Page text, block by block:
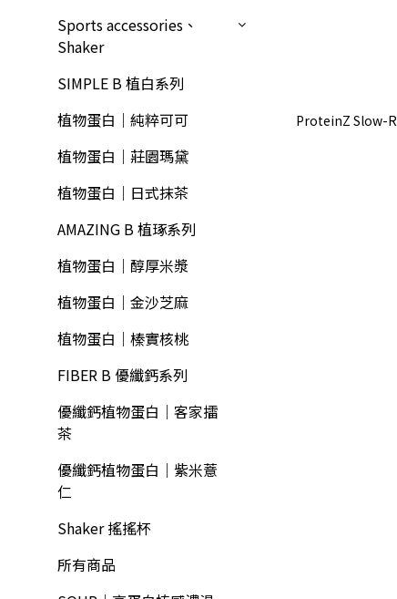
Sports accessories、
Shaker
SIMPLE B 植白系列
植物蛋白｜純粹可可
植物蛋白｜莊園瑪黛
植物蛋白｜日式抹茶
AMAZING B 植琢系列
植物蛋白｜醇厚米漿
植物蛋白｜金沙芝麻
植物蛋白｜榛實核桃
FIBER B 優纖鈣系列
優纖鈣植物蛋白｜客家擂
茶
優纖鈣植物蛋白｜紫米薏
仁
Shaker 搖搖杯
所有商品
ProteinZ Slow-